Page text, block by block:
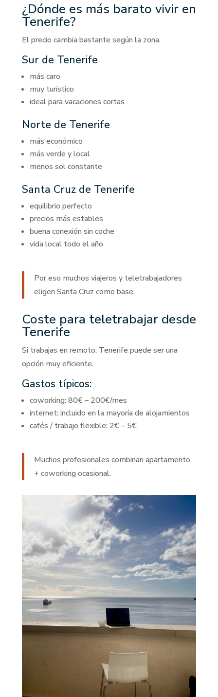
¿Dónde es más barato vivir en
Tenerife?
El precio cambia bastante según la zona.
Sur de Tenerife
más caro
muy turístico
ideal para vacaciones cortas
Norte de Tenerife
más económico
más verde y local
menos sol constante
Santa Cruz de Tenerife
equilibrio perfecto
precios más estables
buena conexión sin coche
vida local todo el año
Por eso muchos viajeros y teletrabajadores
eligen Santa Cruz como base.
Coste para teletrabajar desde
Tenerife
Si trabajas en remoto, Tenerife puede ser una
opción muy eficiente.
Gastos típicos:
coworking: 80€ – 200€/mes
internet: incluido en la mayoría de alojamientos
cafés / trabajo flexible: 2€ – 5€
Muchos profesionales combinan apartamento
+ coworking ocasional.